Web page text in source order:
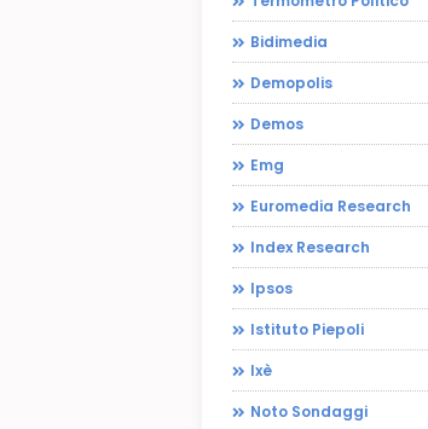
Bidimedia
Demopolis
Demos
Emg
Euromedia Research
Index Research
Ipsos
Istituto Piepoli
Ixè
Noto Sondaggi